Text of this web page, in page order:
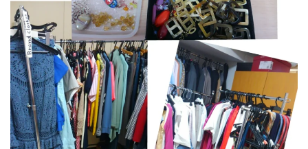
カワコレ
Contact